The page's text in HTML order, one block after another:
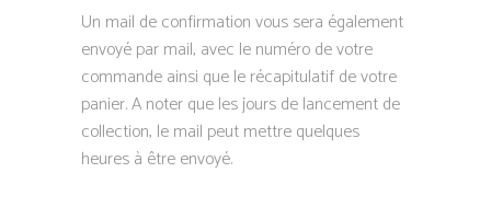
Un mail de confirmation vous sera également
envoyé par mail, avec le numéro de votre
commande ainsi que le récapitulatif de votre
panier. A noter que les jours de lancement de
collection, le mail peut mettre quelques
heures à être envoyé.